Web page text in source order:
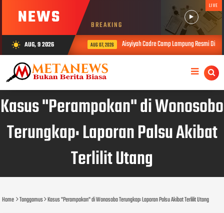
NEWS BREAKING
LIVE
wb_sunny AUG, 9 2026 AUG 07, 2026 Aisyiyah Cadre Camp Lampung Resmi
Kasus "Perampokan" di Wonosobo
Terungkap: Laporan Palsu Akibat
Terlilit Utang
Home Tanggamus Kasus "Perampokan" di Wonosobo Terungkap: Laporan Palsu Akibat Terlilit Utang